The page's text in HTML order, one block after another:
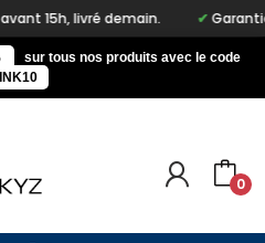
15h, livré demain. Garantie
sur tous nos produits avec le code
INK10
0